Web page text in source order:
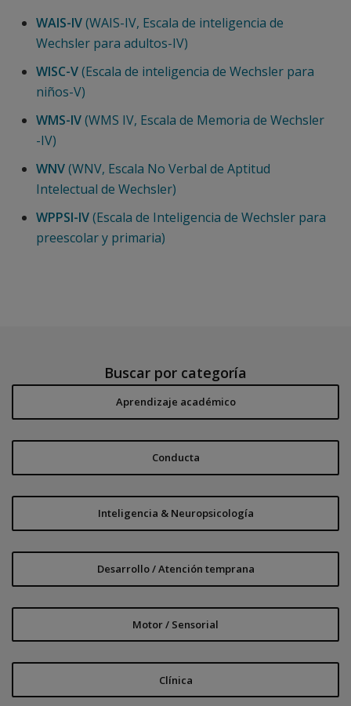
WAIS-IV(WAIS-IV, Escala de inteligencia de
Wechsler para adultos-IV)
WISC-V(Escala de inteligencia de Wechsler para
niños-V)
WMS-IV(WMS IV, Escala de Memoria de Wechsler
-IV)
WNV(WNV, Escala No Verbal de Aptitud
Intelectual de Wechsler)
WPPSI-IV(Escala de Inteligencia de Wechsler para
preescolar y primaria)
Buscar por categoría
Aprendizaje académico
Conducta
Inteligencia & Neuropsicología
Desarrollo / Atención temprana
Motor / Sensorial
Clínica